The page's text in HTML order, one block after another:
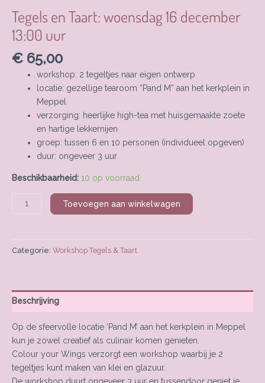
Tegels en Taart: woensdag 16 december
13:00 uur
€ 65,00
workshop: 2 tegeltjes naar eigen ontwerp
locatie: gezellige tearoom “Pand M” aan het kerkplein in
Meppel
verzorging: heerlijke high-tea met huisgemaakte zoete
en hartige lekkernijen
groep: tussen 6 en 10 personen (individueel opgeven)
duur: ongeveer 3 uur
Beschikbaarheid: 10 op voorraad
Toevoegen aan winkelwagen
Categorie: Workshop Tegels & Taart
Beschrijving
Op de sfeervolle locatie ‘Pand M’ aan het kerkplein in Meppel
kun je zowel creatief als culinair komen genieten.
Colour your Wings verzorgt een workshop waarbij je 2
tegeltjes kunt maken van klei en glazuur.